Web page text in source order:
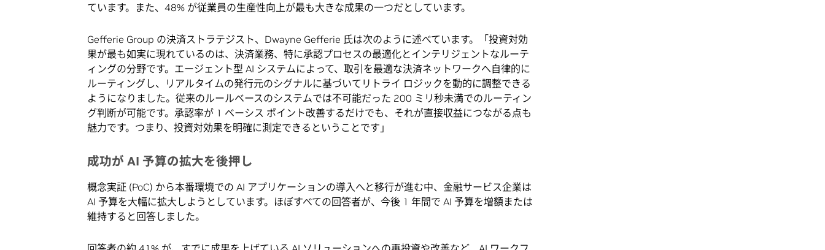
ています。また、48% が従業員の生産性向上が最も大きな成果の一つだとしています。
Gefferie Group の決済ストラテジスト、Dwayne Gefferie 氏は次のように述べています。「投資対効
果が最も如実に現れているのは、決済業務、特に承認プロセスの最適化とインテリジェントなルーテ
ィングの分野です。エージェント型 AI システムによって、取引を最適な決済ネットワークへ自律的に
ルーティングし、リアルタイムの発行元のシグナルに基づいてリトライ ロジックを動的に調整できる
ようになりました。従来のルールベースのシステムでは不可能だった 200 ミリ秒未満でのルーティン
グ判断が可能です。承認率が 1 ベーシス ポイント改善するだけでも、それが直接収益につながる点も
魅力です。つまり、投資対効果を明確に測定できるということです」
成功が AI 予算の拡大を後押し
概念実証 (PoC) から本番環境での AI アプリケーションの導入へと移行が進む中、金融サービス企業は
AI 予算を大幅に拡大しようとしています。ほぼすべての回答者が、今後 1 年間で AI 予算を増額または
維持すると回答しました。